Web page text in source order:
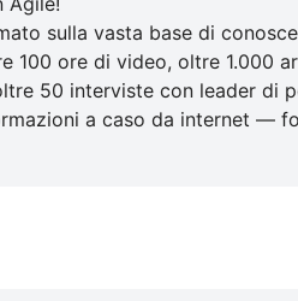
sulla vasta base di
100 ore di video, oltre 1.000
50 interviste con leader di
a caso da internet —